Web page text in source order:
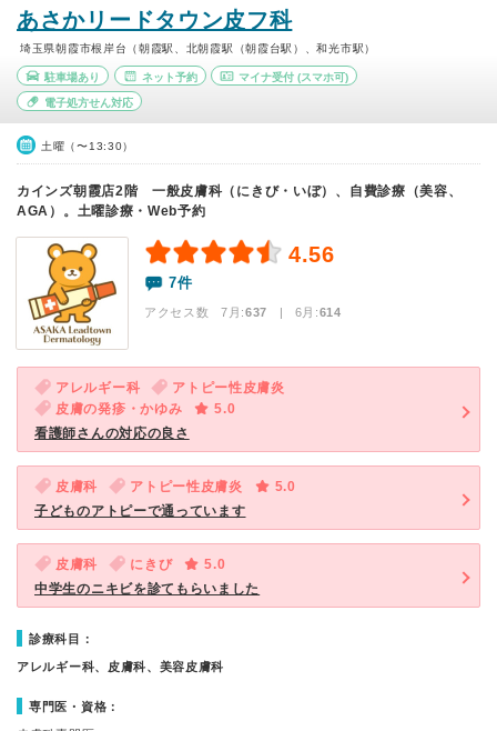
あさかリードタウン皮フ科
埼玉県朝霞市根岸台（朝霞駅、北朝霞駅（朝霞台駅）、和光市駅）
駐車場あり ネット予約 マイナ受付 (スマホ可)
電子処方せん対応
土曜（〜13:30）
カインズ朝霞店2階 一般皮膚科（にきび・いぼ）、自費診療（美容、
AGA）。土曜診療・Web予約
4.56
7件
アクセス数 7月:637 | 6月:614
アレルギー科
アトピー性皮膚炎
皮膚の発疹・かゆみ
5.0
看護師さんの対応の良さ
皮膚科 アトピー性皮膚炎
5.0
子どものアトピーで通っています
皮膚科 にきび
5.0
中学生のニキビを診てもらいました
診療科目：
アレルギー科、皮膚科、美容皮膚科
専門医・資格：